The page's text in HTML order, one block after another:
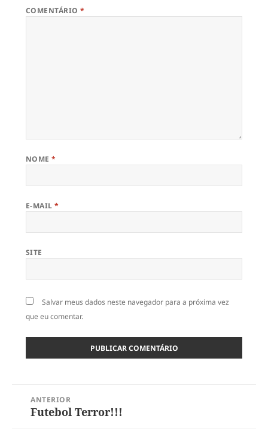
COMENTÁRIO*
NOME*
E-MAIL*
SITE
Salvar meus dados neste navegador para a próxima vez
que eu comentar.
ANTERIOR
Post
Futebol Terror!!!